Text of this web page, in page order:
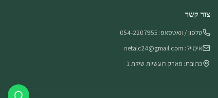
צור קשר
טלפון / וואטסאפ: 054-2207955
אימייל: netalc24@gmail.com
כתובת: פארק תעשיות שילת 1